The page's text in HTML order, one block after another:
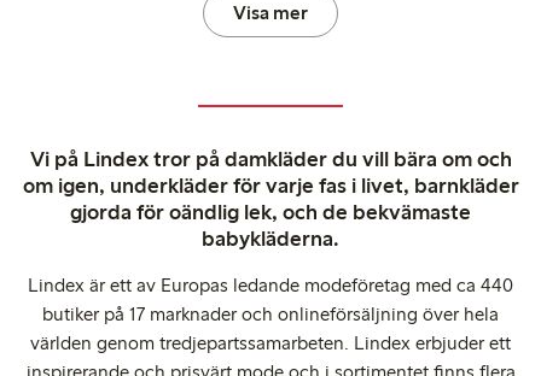
Visa mer
Vi på Lindex tror på damkläder du vill bära om och
om igen, underkläder för varje fas i livet, barnkläder
gjorda för oändlig lek, och de bekvämaste
babykläderna.
Lindex är ett av Europas ledande modeföretag med ca 440
butiker på 17 marknader och onlineförsäljning över hela
världen genom tredjepartssamarbeten. Lindex erbjuder ett